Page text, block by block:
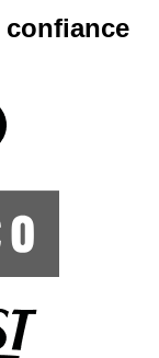
confiance